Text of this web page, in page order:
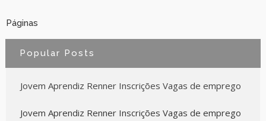
Páginas
Popular Posts
Jovem Aprendiz Renner Inscrições Vagas de emprego
Jovem Aprendiz Renner Inscrições Vagas de emprego